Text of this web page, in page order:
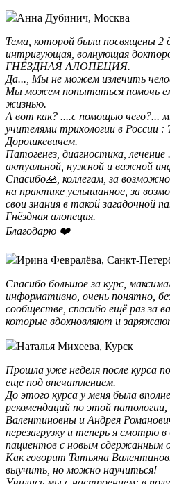
Анна Дубинич, Москва
Тема, которой были посвящены 2
интригующая, волнующая
ГНЁЗДНАЯ АЛОПЕЦИЯ.
Да..., Мы не можем излечить
Мы можем попытаться помочь
жизнью.
А вот как? ....с помощью чего?...
учителями трихологии в России
Дорошкевичем.
Патогенез, диагностика,
актуальной, нужной и важной
Спасибо🙏, коллегам, за
на практике услышанное, за
свои знания в такой загадочной
Гнёздная алопеция.
Благодарю ❤️️
Ирина Февралёва, Санкт-
Спасибо большое за курс,
информативно, очень понятно,
сообществе, спасибо ещё раз за
которые вдохновляют и
Наталья Михеева, Курск
Прошла уже неделя после курса
еще под впечатлением.
До этого курса у меня была
рекомендаций по этой
Валентиновны и Андрея
перезагрузку и теперь я смотрю
пациентов с новым сдержанным
Как говорит Татьяна
выучить, но можно научиться!